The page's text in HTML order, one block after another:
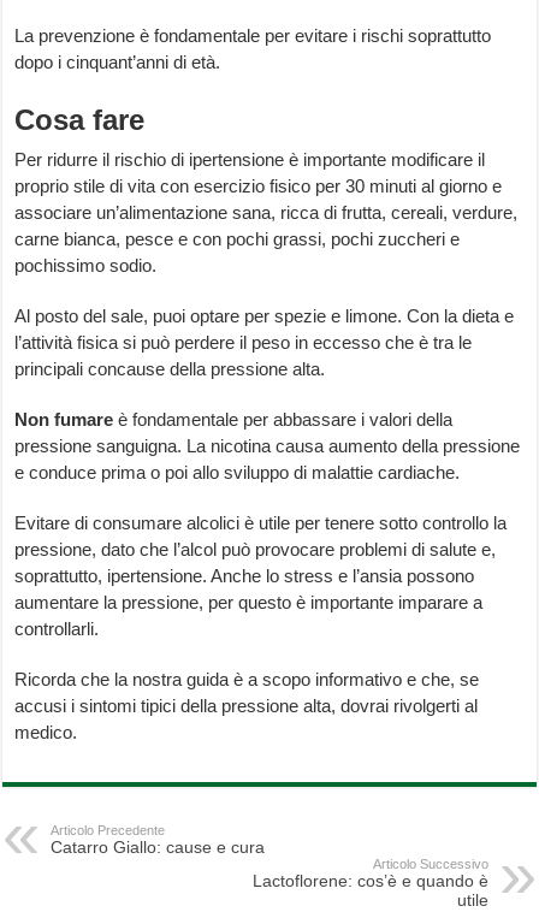
La prevenzione è fondamentale per evitare i rischi soprattutto
dopo i cinquant’anni di età.
Cosa fare
Per ridurre il rischio di ipertensione è importante modificare il
proprio stile di vita con esercizio fisico per 30 minuti al giorno e
associare un’alimentazione sana, ricca di frutta, cereali, verdure,
carne bianca, pesce e con pochi grassi, pochi zuccheri e
pochissimo sodio.
Al posto del sale, puoi optare per spezie e limone. Con la dieta e
l’attività fisica si può perdere il peso in eccesso che è tra le
principali concause della pressione alta.
Non fumare è fondamentale per abbassare i valori della
pressione sanguigna. La nicotina causa aumento della pressione
e conduce prima o poi allo sviluppo di malattie cardiache.
Evitare di consumare alcolici è utile per tenere sotto controllo la
pressione, dato che l’alcol può provocare problemi di salute e,
soprattutto, ipertensione. Anche lo stress e l’ansia possono
aumentare la pressione, per questo è importante imparare a
controllarli.
Ricorda che la nostra guida è a scopo informativo e che, se
accusi i sintomi tipici della pressione alta, dovrai rivolgerti al
medico.
Articolo Precedente
Catarro Giallo: cause e cura
Articolo Successivo
Lactoflorene: cos’è e quando è
utile